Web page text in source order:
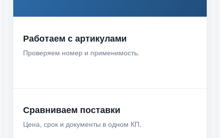
Работаем с артикулами
Проверяем номер и применимость.
Сравниваем поставки
Цена, срок и документы в одном КП.